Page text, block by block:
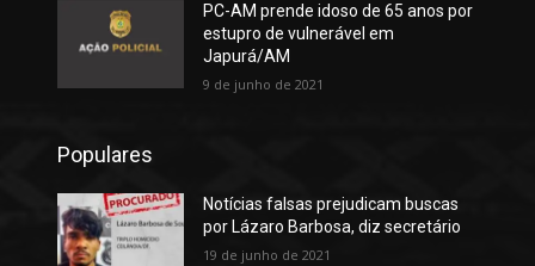
PC-AM prende idoso de 65 anos por
estupro de vulnerável em
Japurá/AM
9 de junho de 2021
Populares
Notícias falsas prejudicam buscas
por Lázaro Barbosa, diz secretário
19 de junho de 2021